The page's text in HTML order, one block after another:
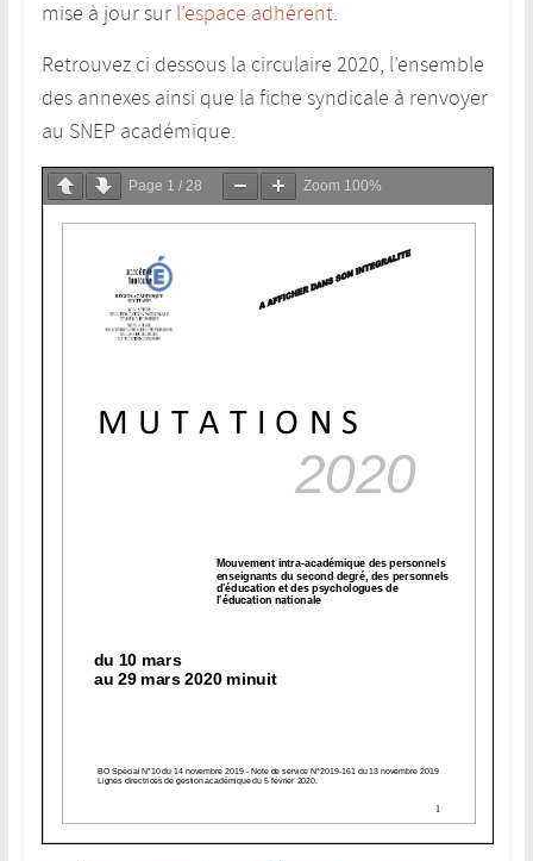
mise à jour sur l’espace adhérent.
Retrouvez ci dessous la circulaire 2020, l’ensemble
des annexes ainsi que la fiche syndicale à renvoyer
au SNEP académique.
Page 1 / 28 Zoom 100%